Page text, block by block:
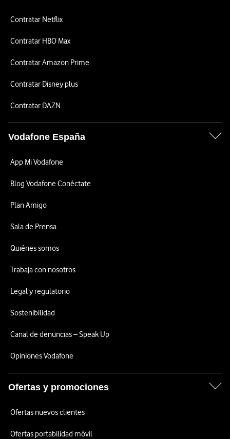
Contratar Netflix
Contratar HBO Max
Contratar Amazon Prime
Contratar Disney plus
Contratar DAZN
Vodafone España
App Mi Vodafone
Blog Vodafone Conéctate
Plan Amigo
Sala de Prensa
Quiénes somos
Trabaja con nosotros
Legal y regulatorio
Sostenibilidad
Canal de denuncias – Speak Up
Opiniones Vodafone
Ofertas y promociones
Ofertas nuevos clientes
Ofertas portabilidad móvil